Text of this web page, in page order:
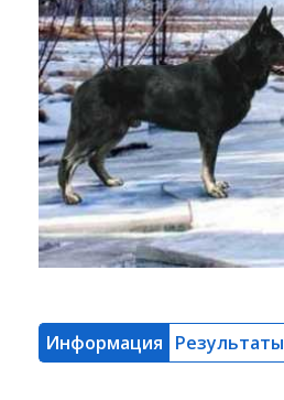
Информация Результаты